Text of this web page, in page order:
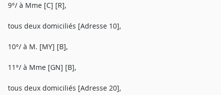
9°/ à Mme [C] [R],
tous deux domiciliés [Adresse 10],
10°/ à M. [MY] [B],
11°/ à Mme [GN] [B],
tous deux domiciliés [Adresse 20],